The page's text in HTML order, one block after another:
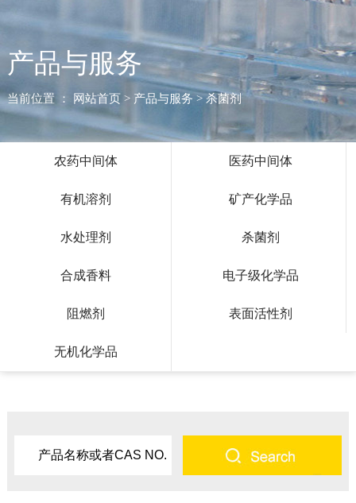
产品与服务
当前位置 ： 网站首页> 产品与服务 > 杀菌剂
农药中间体 医药中间体
有机溶剂 矿产化学品
水处理剂 杀菌剂
合成香料 电子级化学品
阻燃剂 表面活性剂
无机化学品